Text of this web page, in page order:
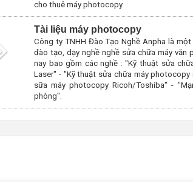
cho thuê máy photocopy.
Tài liệu máy photocopy
Công ty TNHH Đào Tạo Nghề Anpha là
đào tạo, dạy nghề nghề sửa chữa máy văn
nay bao gồm các nghề : "Kỹ thuật sửa
Laser" - "Kỹ thuật sửa chữa máy photocopy
sữa máy photocopy Ricoh/Toshiba" -
phòng".